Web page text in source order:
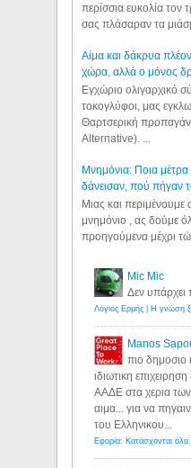
περίσσια ευκολία τον
σας πλάσαραν τα
Αίμα και δάκρυα
χώρα, αλλά ο μόνος
Εγχώριο ολιγαρχικό
τοκογλύφοι, μας
Θαρτσερική
Alternative). ...
Μνημόνια: Ποια μέτρα
δάνεισαν, πού πήγαν
Μιας και περιμένουμε
μνημόνιο , ας δούμε
προηγούμενα μέχρι
Mic Mic
Δεν υπάρχει
Manos
πιο δημοσιο
ιδιωτικη
ΑΑΔΕ στα χερια των
αιμα... για να
του Ελληνικου...